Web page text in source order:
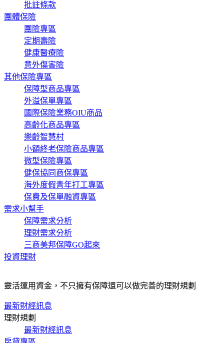
批註條款
團體保險
團險專區
定期壽險
健康醫療險
意外傷害險
其他保險專區
保障型商品專區
外溢保單專區
國際保險業務OIU商品
高齡化商品專區
樂齡智慧村
小額終老保險商品專區
微型保險專區
健保協同商保專區
海外度假青年打工專區
保費及保單融資專區
需求小幫手
保障需求分析
理財需求分析
三商美邦保障GO起來
投資理財
靈活運用資金，不只擁有保障還可以做完善的理財規劃
最新財經訊息
理財規劃
最新財經訊息